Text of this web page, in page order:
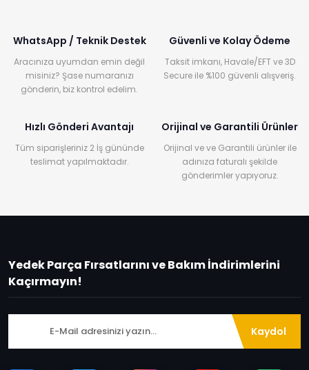
WhatsApp / Teknik Destek
Aracınıza uyumdan emin değil
misiniz? Şase numaranızı
gönderin, biz kontrol edelim.
Güvenli ve Kolay Ödeme
Taksit imkanı, Havale/EFT ve 3D
Secure ile %100 güvenli alışveriş.
Hızlı Gönderi Avantajı
Tüm siparişleriniz 2 İş gününde
teslimat yapılmaktadır.
Orijinal ve Garantili Ürünler
Orijinal ve ve Garantili ürünler ile
adınıza faturalı şekilde
gönderimler yapıyoruz.
Yedek Parça Fırsatlarını ve Bakım İndirimlerini
Kaçırmayın!
Kaydol